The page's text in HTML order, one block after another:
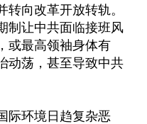
向改革开放转轨。
制让中共面临接班风
或最高领袖身体有
动荡，甚至导致中共
际环境日趋复杂恶